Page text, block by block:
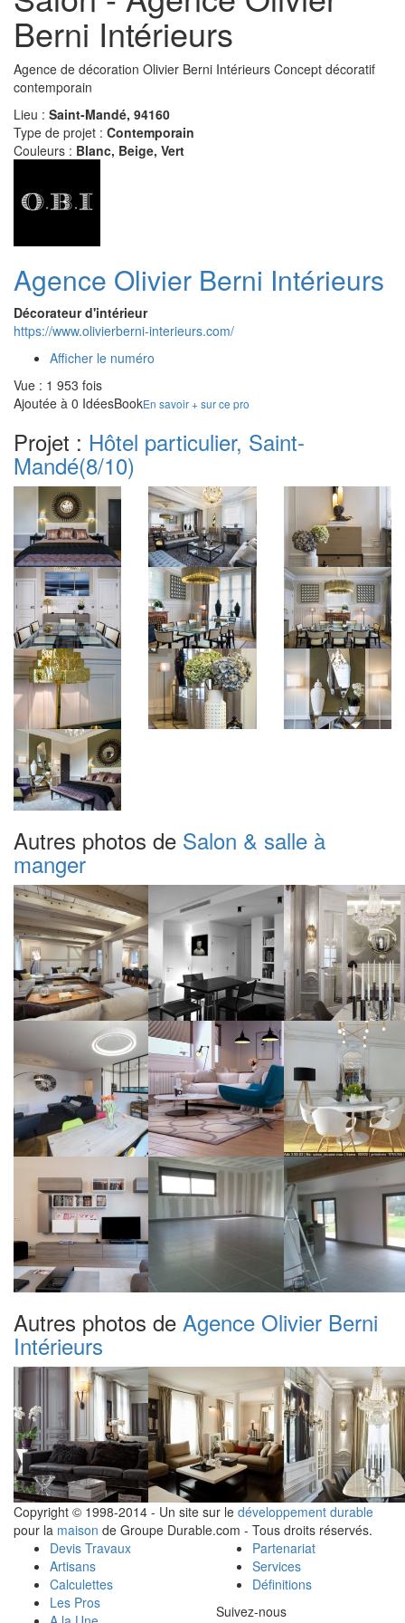
Berni Intérieurs
Agence de décoration Olivier Berni Intérieurs Concept décoratif
contemporain
Lieu : Saint-Mandé, 94160
Type de projet : Contemporain
Couleurs : Blanc, Beige, Vert
Agence Olivier Berni Intérieurs
Décorateur d'intérieur
https://www.olivierberni-interieurs.com/
Afficher le numéro
Vue : 1 953 fois
Ajoutée à 0 IdéesBookEn savoir + sur ce pro
Projet : Hôtel particulier, Saint-
Mandé(8/10)
Autres photos de Salon & salle à
manger
Autres photos de Agence Olivier Berni
Intérieurs
Copyright © 1998-2014 - Un site sur le développement durable
pour la maison de Groupe Durable.com - Tous droits réservés.
Devis Travaux
Artisans
Calculettes
Les Pros
Partenariat
Services
Définitions
Suivez-nous